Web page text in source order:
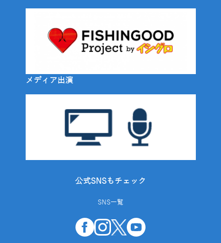
メディア出演
公式SNSもチェック
SNS一覧